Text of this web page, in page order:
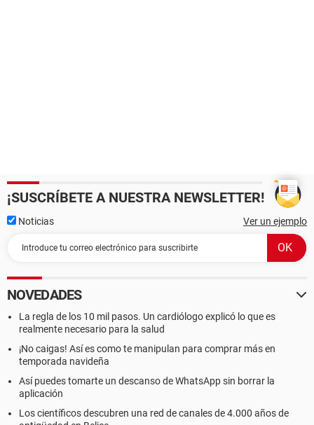
¡SUSCRÍBETE A NUESTRA NEWSLETTER!
Noticias Ver un ejemplo
NOVEDADES
La regla de los 10 mil pasos. Un cardiólogo explicó lo que es
realmente necesario para la salud
¡No caigas! Así es como te manipulan para comprar más en
temporada navideña
Así puedes tomarte un descanso de WhatsApp sin borrar la
aplicación
Los científicos descubren una red de canales de 4.000 años de